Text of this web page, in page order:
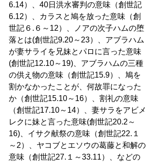
6.14）、40日洪水審判の意味（創世記
6.12）、カラスと鳩を放った意味（創
世記６.６～12）、ノアの次子ハムの堕
落とは(創世記9.20～23）、アブラハム
が妻サライを兄妹とパロに言った意味
(創世記12.10～19)、アブラハムの三種
の供え物の意味（創世記15.9）、鳩を
割かなかったことが、何故罪になった
か（創世記15.10～16）、割礼の意味
（創世記17.10～14）、妻サラをアビメ
レクに妹と言った意味(創世記20.2～
16)、イサク献祭の意味（創世記22.１
～2）、ヤコブとエソウの葛藤と和解の
意味（創世記27.１～33.11）、などの